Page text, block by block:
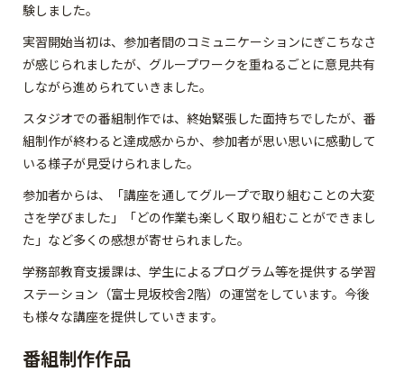
験しました。
実習開始当初は、参加者間のコミュニケーションにぎこちなさ
が感じられましたが、グループワークを重ねるごとに意見共有
しながら進められていきました。
スタジオでの番組制作では、終始緊張した面持ちでしたが、番
組制作が終わると達成感からか、参加者が思い思いに感動して
いる様子が見受けられました。
参加者からは、「講座を通してグループで取り組むことの大変
さを学びました」「どの作業も楽しく取り組むことができまし
た」など多くの感想が寄せられました。
学務部教育支援課は、学生によるプログラム等を提供する学習
ステーション（富士見坂校舎2階）の運営をしています。今後
も様々な講座を提供していきます。
番組制作作品